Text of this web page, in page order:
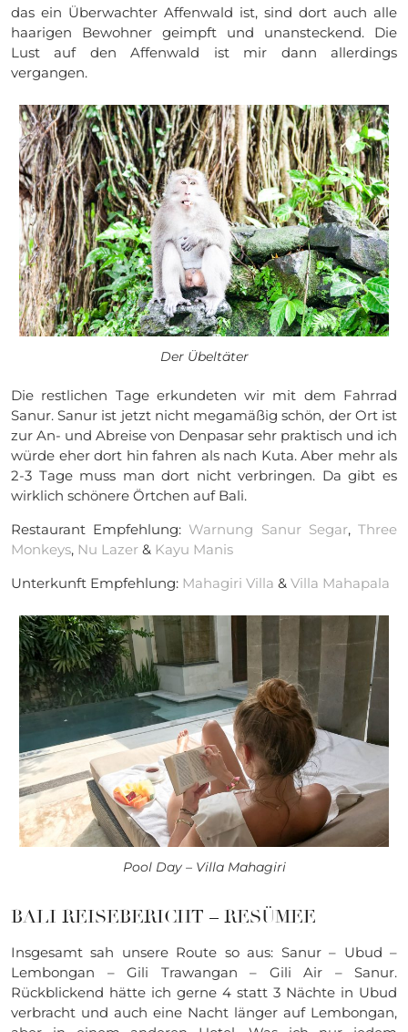
das ein Überwachter Affenwald ist, sind dort auch alle
haarigen Bewohner geimpft und unansteckend. Die
Lust auf den Affenwald ist mir dann allerdings
vergangen.
Der Übeltäter
Die restlichen Tage erkundeten wir mit dem Fahrrad
Sanur. Sanur ist jetzt nicht megamäßig schön, der Ort ist
zur An- und Abreise von Denpasar sehr praktisch und ich
würde eher dort hin fahren als nach Kuta. Aber mehr als
2-3 Tage muss man dort nicht verbringen. Da gibt es
wirklich schönere Örtchen auf Bali.
Restaurant Empfehlung: Warnung Sanur Segar,Three
Monkeys, Nu Lazer & Kayu Manis
Unterkunft Empfehlung: Mahagiri Villa & Villa Mahapala
Pool Day – Villa Mahagiri
BALI REISEBERICHT – RESÜMEE
Insgesamt sah unsere Route so aus: Sanur – Ubud –
Lembongan – Gili Trawangan – Gili Air – Sanur.
Rückblickend hätte ich gerne 4 statt 3 Nächte in Ubud
verbracht und auch eine Nacht länger auf Lembongan,